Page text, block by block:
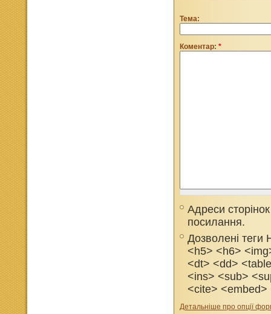
Тема:
Коментар: *
Адреси
посилання.
Дозволені
<h5> <h6>
<dt> <dd>
<ins> <sub>
<cite>
Детальніше про опції